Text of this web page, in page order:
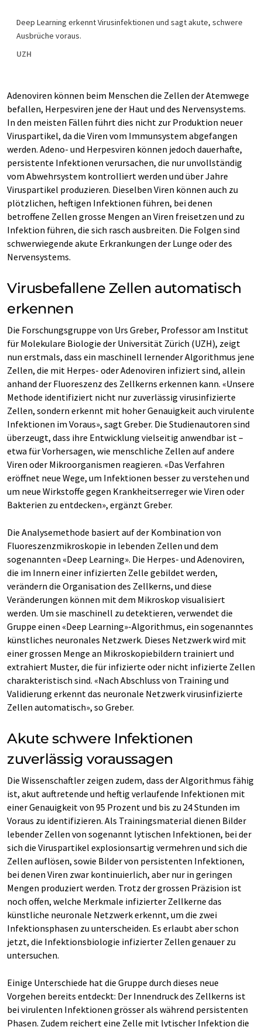
Deep Learning erkennt Virusinfektionen und sagt akute, schwere
Ausbrüche voraus.
UZH
Adenoviren können beim Menschen die Zellen der Atemwege
befallen, Herpesviren jene der Haut und des Nervensystems.
In den meisten Fällen führt dies nicht zur Produktion neuer
Viruspartikel, da die Viren vom Immun­system abgefangen
werden. Adeno- und Herpesviren können jedoch dauerhafte,
persistente Infektionen verursachen, die nur unvollständig
vom Abwehrsystem kontrolliert werden und über Jahre
Viruspartikel produzieren. Dieselben Viren können auch zu
plötzlichen, heftigen Infektionen führen, bei denen
betroffene Zellen grosse Mengen an Viren freisetzen und zu
Infektion führen, die sich rasch aus­breiten. Die Folgen sind
schwerwiegende akute Erkrankungen der Lunge oder des
Nervensystems.
Virusbefallene Zellen automatisch
erkennen
Die Forschungsgruppe von Urs Greber, Professor am Institut
für Molekulare Biologie der Universität Zürich (UZH), zeigt
nun erstmals, dass ein maschinell lernender Algorithmus jene
Zellen, die mit Herpes- oder Adenoviren infiziert sind, allein
anhand der Fluoreszenz des Zellkerns erkennen kann. «Unsere
Methode identifiziert nicht nur zuverlässig virusinfizierte
Zellen, sondern erkennt mit hoher Genauigkeit auch virulente
Infektionen im Voraus», sagt Greber. Die Studienautoren sind
überzeugt, dass ihre Entwicklung vielseitig anwendbar ist –
etwa für Vorhersagen, wie menschliche Zellen auf andere
Viren oder Mikroorganismen reagieren. «Das Verfahren
eröffnet neue Wege, um Infektionen besser zu verstehen und
um neue Wirkstoffe gegen Krankheitserreger wie Viren oder
Bakterien zu entdecken», ergänzt Greber.
Die Analysemethode basiert auf der Kombination von
Fluoreszenzmikroskopie in lebenden Zellen und dem
sogenannten «Deep Learning». Die Herpes- und Adenoviren,
die im Innern einer infizierten Zelle gebildet werden,
verändern die Organisation des Zellkerns, und diese
Veränderungen können mit dem Mikroskop visualisiert
werden. Um sie maschinell zu detektieren, verwendet die
Gruppe einen «Deep Learning»-Algorithmus, ein sogenanntes
künstliches neuronales Netzwerk. Dieses Netzwerk wird mit
einer grossen Menge an Mikroskopiebildern trainiert und
extrahiert Muster, die für infizierte oder nicht infizierte Zellen
charakteristisch sind. «Nach Abschluss von Training und
Validierung erkennt das neuronale Netzwerk virusinfizierte
Zellen automatisch», so Greber.
Akute schwere Infektionen
zuverlässig voraussagen
Die Wissenschaftler zeigen zudem, dass der Algorithmus fähig
ist, akut auftretende und heftig verlaufende Infektionen mit
einer Genauigkeit von 95 Prozent und bis zu 24 Stunden im
Voraus zu identifizieren. Als Trainingsmaterial dienen Bilder
lebender Zellen von sogenannt lytischen Infek­tionen, bei der
sich die Viruspartikel explosionsartig vermehren und sich die
Zellen auflösen, sowie Bilder von persistenten Infektionen,
bei denen Viren zwar kontinuierlich, aber nur in geringen
Mengen produziert werden. Trotz der grossen Präzision ist
noch offen, welche Merkmale infizierter Zellkerne das
künstliche neuronale Netzwerk erkennt, um die zwei
Infektionsphasen zu unterscheiden. Es erlaubt aber schon
jetzt, die Infektionsbiologie infizierter Zellen genauer zu
untersuchen.
Einige Unterschiede hat die Gruppe durch dieses neue
Vorgehen bereits entdeckt: Der Innendruck des Zellkerns ist
bei virulenten Infektionen grösser als während persistenten
Phasen. Zudem reichert eine Zelle mit lytischer Infektion die